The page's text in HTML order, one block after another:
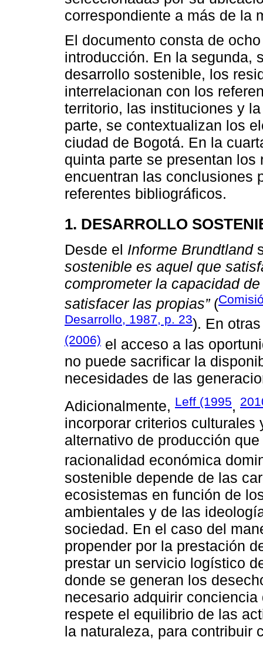
correspondiente a más de la
El documento consta de
introducción. En la segunda,
desarrollo sostenible, los
interrelacionan con los
territorio, las instituciones y
parte, se contextualizan los
ciudad de Bogotá. En la
quinta parte se presentan
encuentran las conclusiones
referentes bibliográficos.
1. DESARROLLO
Desde el Informe Brundtland
sostenible es aquel que
comprometer la capacidad
satisfacer las propias”(
Desarrollo, 1987, p. 23). En
(2006) el acceso a las
no puede sacrificar la
necesidades de las
Adicionalmente, Leff (1995,
incorporar criterios
alternativo de producción
racionalidad económica
sostenible depende de las
ecosistemas en función de
ambientales y de las
sociedad. En el caso del
propender por la prestación
prestar un servicio logístico
donde se generan los
necesario adquirir
respete el equilibrio de las
la naturaleza, para contribuir